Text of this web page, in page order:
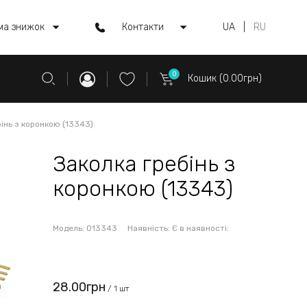
знижок Контакти UA RU
0 Кошик (0.00грн)
з коронкою (13343)
Заколка гребінь з
коронкою (13343)
Модель: 013343 Наявність: Є в наявності:
28.00грн / 1 шт